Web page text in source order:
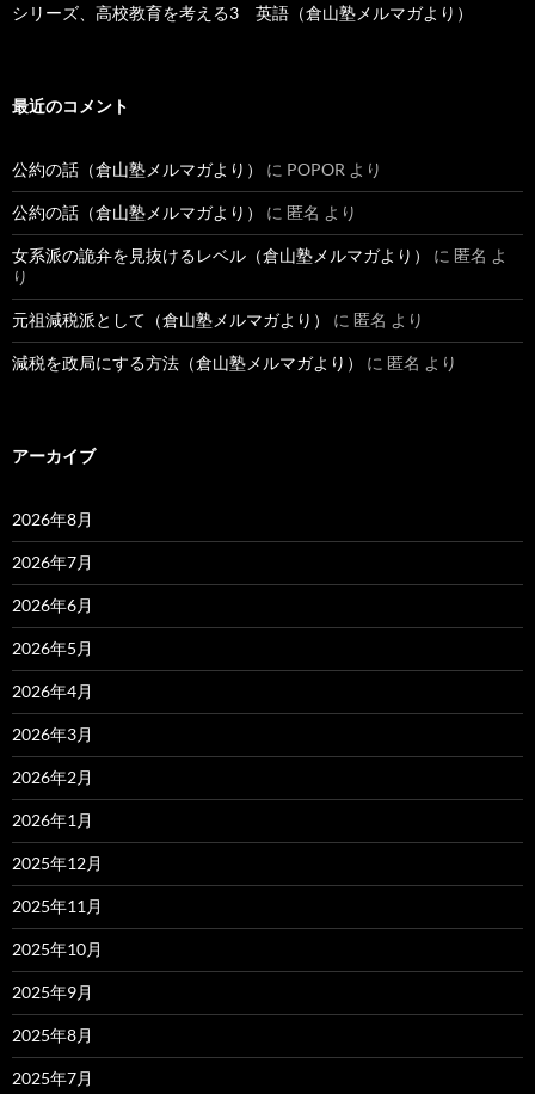
シリーズ、高校教育を考える3 英語（倉山塾メルマガより）
最近のコメント
公約の話（倉山塾メルマガより） に POPOR より
公約の話（倉山塾メルマガより） に 匿名 より
女系派の詭弁を見抜けるレベル（倉山塾メルマガより） に 匿名 よ
り
元祖減税派として（倉山塾メルマガより） に 匿名 より
減税を政局にする方法（倉山塾メルマガより） に 匿名 より
アーカイブ
2026年8月
2026年7月
2026年6月
2026年5月
2026年4月
2026年3月
2026年2月
2026年1月
2025年12月
2025年11月
2025年10月
2025年9月
2025年8月
2025年7月